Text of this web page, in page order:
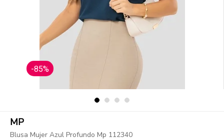
-85%
MP
Blusa Mujer Azul Profundo Mp 112340